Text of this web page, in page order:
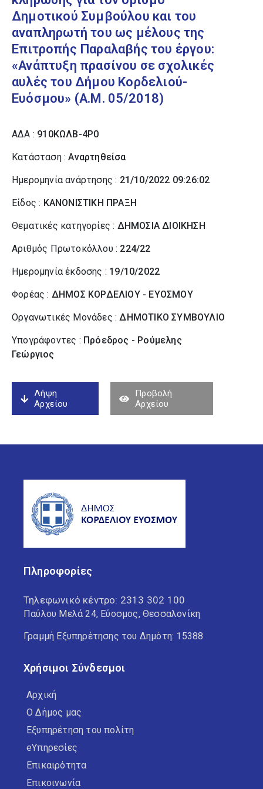
Δημοτικού Συμβούλου και του
αναπληρωτή του ως μέλους της
Επιτροπής Παραλαβής του έργου:
«Ανάπτυξη πρασίνου σε σχολικές
αυλές του Δήμου Κορδελιού-
Ευόσμου» (Α.Μ. 05/2018)
ΑΔΑ : 910ΚΩΛΒ-4Ρ0
Κατάσταση :Αναρτηθείσα
Ημερομηνία ανάρτησης : 21/10/2022 09:26:02
Είδος : ΚΑΝΟΝΙΣΤΙΚΗ ΠΡΑΞΗ
Θεματικές κατηγορίες : ΔΗΜΟΣΙΑ ΔΙΟΙΚΗΣΗ
Αριθμός Πρωτοκόλλου : 224/22
Ημερομηνία έκδοσης : 19/10/2022
Φορέας : ΔΗΜΟΣ ΚΟΡΔΕΛΙΟΥ - ΕΥΟΣΜΟΥ
Οργανωτικές Μονάδες :ΔΗΜΟΤΙΚΟ ΣΥΜΒΟΥΛΙΟ
Υπογράφοντες : Πρόεδρος - Ρούμελης
Γεώργιος
Λήψη
Αρχείου
Προβολή
Αρχείου
Πληροφορίες
Τηλεφωνικό κέντρο: 2313 302 100
Παύλου Μελά 24, Εύοσμος, Θεσσαλονίκη
Γραμμή Εξυπηρέτησης του Δημότη: 15388
Χρήσιμοι Σύνδεσμοι
Αρχική
Ο Δήμος μας
Εξυπηρέτηση του πολίτη
eΥπηρεσίες
Επικαιρότητα
Επικοινωνία